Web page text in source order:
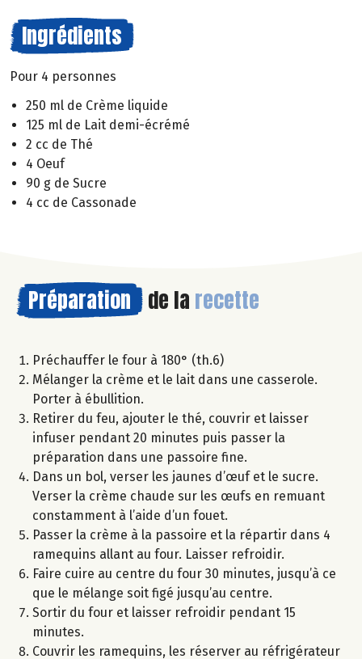
Ingrédients
Pour 4 personnes
250 ml de Crème liquide
125 ml de Lait demi-écrémé
2 cc de Thé
4 Oeuf
90 g de Sucre
4 cc de Cassonade
Préparation de la recette
Préchauffer le four à 180° (th.6)
Mélanger la crème et le lait dans une casserole.
Porter à ébullition.
Retirer du feu, ajouter le thé, couvrir et laisser
infuser pendant 20 minutes puis passer la
préparation dans une passoire fine.
Dans un bol, verser les jaunes d’œuf et le sucre.
Verser la crème chaude sur les œufs en remuant
constamment à l’aide d’un fouet.
Passer la crème à la passoire et la répartir dans 4
ramequins allant au four. Laisser refroidir.
Faire cuire au centre du four 30 minutes, jusqu’à ce
que le mélange soit figé jusqu’au centre.
Sortir du four et laisser refroidir pendant 15
minutes.
Couvrir les ramequins, les réserver au réfrigérateur